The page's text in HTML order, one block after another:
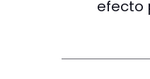
efecto